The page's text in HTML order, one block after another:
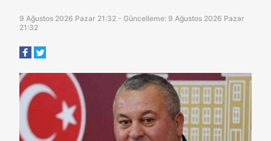
9 Ağustos 2026 Pazar 21:32 - Güncelleme: 9 Ağustos 2026 Pazar
21:32